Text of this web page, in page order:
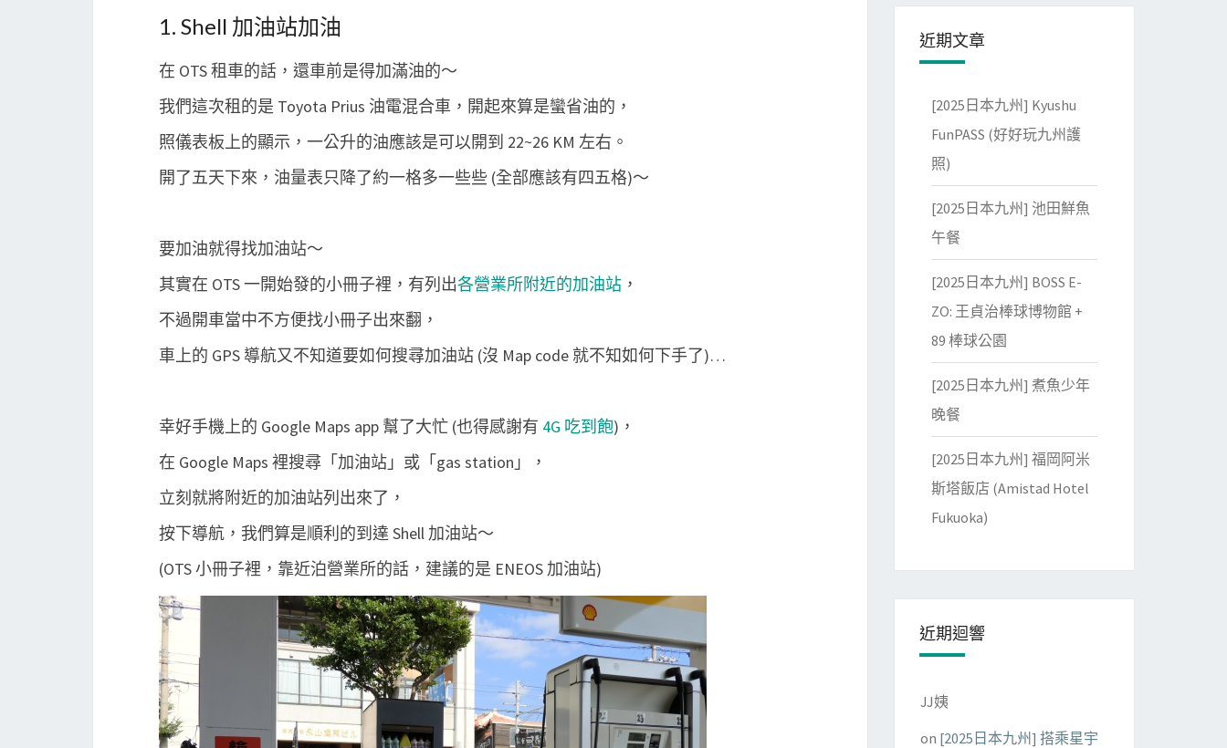
所
還
車
心
1. Shell 加油站加油
在 OTS 租車的話，還車前是得加滿油的～
我們這次租的是 Toyota Prius 油電混合車，開起來算是蠻省油的，
照儀表板上的顯示，一公升的油應該是可以開到 22~26 KM 左右。
開了五天下來，油量表只降了約一格多一些些 (全部應該有四五格)～
要加油就得找加油站～
其實在 OTS 一開始發的小冊子裡，有列出各營業所附近的加油站 ，
不過開車當中不方便找小冊子出來翻，
車上的 GPS 導航又不知道要如何搜尋加油站 (沒 Map code 就不知如何下手了)…
幸好手機上的 Google Maps app 幫了大忙 (也得感謝有 4G 吃到飽)，
在 Google Maps 裡搜尋「加油站」或「gas station」，
立刻就將附近的加油站列出來了，
按下導航，我們算是順利的到達 Shell 加油站～
(OTS 小冊子裡，靠近泊營業所的話，建議的是 ENEOS 加油站)
近期文章
[2025日本九州] Kyushu
FunPASS (好好玩九州護
照)
[2025日本九州] 池田鮮魚
午餐
[2025日本九州] BOSS E-
ZO: 王貞治棒球博物館 +
89 棒球公園
[2025日本九州] 煮魚少年
晚餐
[2025日本九州] 福岡阿米
斯塔飯店 (Amistad Hotel
Fukuoka)
近期迴響
JJ姨
on [2025日本九州] 搭乘星宇